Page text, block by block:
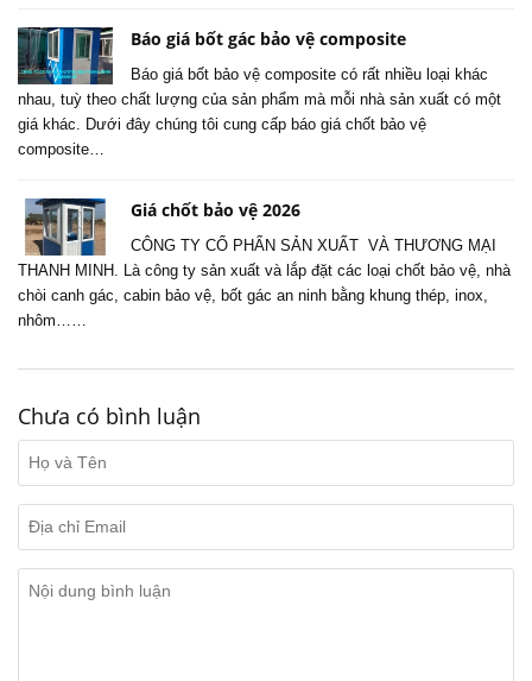
Báo giá bốt gác bảo vệ composite
Báo giá bốt bảo vệ composite có rất nhiều loại khác
nhau, tuỳ theo chất lượng của sản phẩm mà mỗi nhà sản xuất có một
giá khác. Dưới đây chúng tôi cung cấp báo giá chốt bảo vệ
composite…
Giá chốt bảo vệ 2026
CÔNG TY CỔ PHẨN SẢN XUẤT VÀ THƯƠNG MẠI
THANH MINH. Là công ty sản xuất và lắp đặt các loại chốt bảo vệ, nhà
chòi canh gác, cabin bảo vệ, bốt gác an ninh bằng khung thép, inox,
nhôm……
Chưa có bình luận